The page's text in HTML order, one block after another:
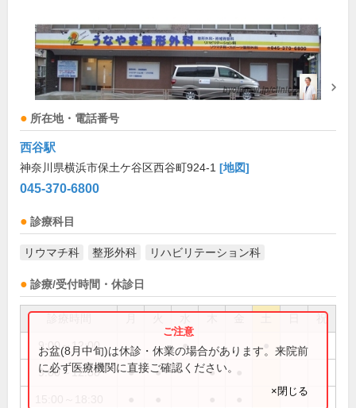
所在地・電話番号
西谷駅
神奈川県横浜市保土ケ谷区西谷町924-1 [地図]
045-370-6800
診療科目
リウマチ科 整形外科 リハビリテーション科
診療/受付時間・休診日
祝
9:00～12:00 ●
9:00～12:30 ● ● ●
お盆(8月中旬)は休診・休業の場合があります。来院前
に必ず医療機関に直接ご確認ください。
×閉じる